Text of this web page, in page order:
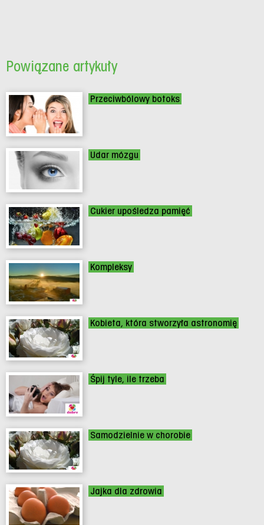
Powiązane artykuły
Przeciwbólowy botoks
Udar mózgu
Cukier upośledza pamięć
Kompleksy
Kobieta, która stworzyła astronomię
Śpij tyle, ile trzeba
Samodzielnie w chorobie
Jajka dla zdrowia